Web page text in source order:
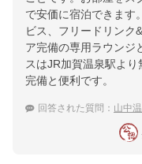
で安価に宿泊できます
ビス、フリードリンク
ア完備の専用ラウンジ
スはJR加賀温泉駅よ
完備と便利です。
回答された質問： 山中温